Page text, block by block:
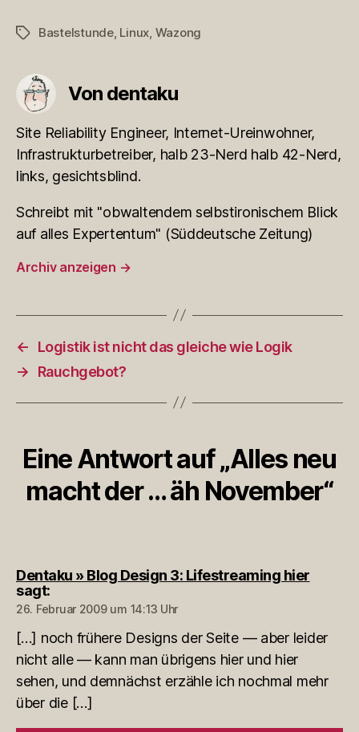
Schlagwörter
Bastelstunde, Linux Wazong
Von dentaku
Site Reliability Engineer, Internet-Ureinwohner,
Infrastrukturbetreiber, halb 23-Nerd halb 42-Nerd,
links, gesichtsblind.
Schreibt mit "obwaltendem selbstironischem Blick
auf alles Expertentum" (Süddeutsche Zeitung)
Archiv anzeigen →
←
Logistik ist nicht das gleiche wie Logik
→
Rauchgebot?
Eine Antwort auf „Alles neu
macht der … äh November“
Dentaku » Blog Design 3: Lifestreaming hier
sagt:
26. Februar 2009 um 14:13 Uhr
[…] noch frühere Designs der Seite — aber leider
nicht alle — kann man übrigens hier und hier
sehen, und demnächst erzähle ich nochmal mehr
über die […]